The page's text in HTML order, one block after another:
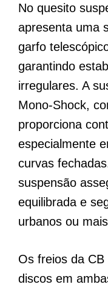
No quesito
apresenta uma
garfo
garantindo
irregulares. A
Mono-Shock,
proporciona
especialmente
curvas
suspensão
equilibrada e
urbanos ou
Os freios da
discos em